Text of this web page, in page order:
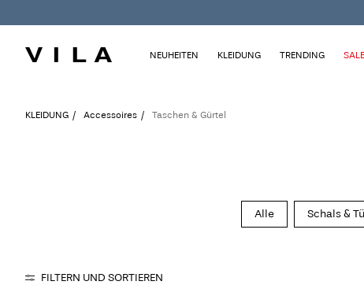
NEUHEITEN KLEIDUNG TRENDING SALE
KLEIDUNG Accessoires Taschen & Gürtel
Alle Schals &
FILTERN UND SORTIEREN